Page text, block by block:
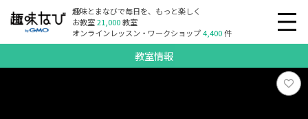
趣味とまなびで毎日を、もっと楽しく
お教室21,000教室
オンラインレッスン・ワークショップ4,400件
教室情報